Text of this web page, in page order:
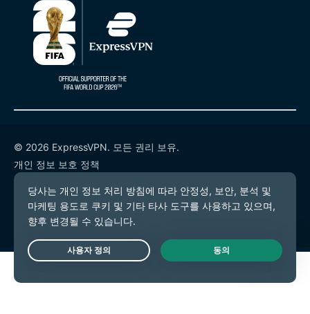
© 2026 ExpressVPN. 모든 권리 보유.
개인 정보 보호 정책
서비스 약관
쿠키 기본 설정
Live Chat